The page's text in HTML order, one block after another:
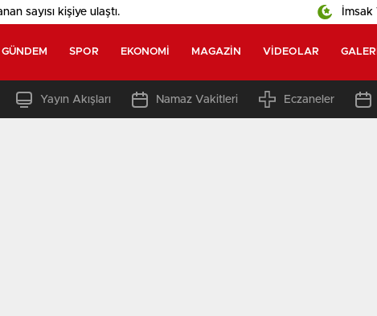
sayısı kişiye ulaştı.
GÜNDEM SPOR EKONOMI MAGAZIN VIDEOLAR GALERI
Yayın Akışları Namaz Vakitleri Eczaneler